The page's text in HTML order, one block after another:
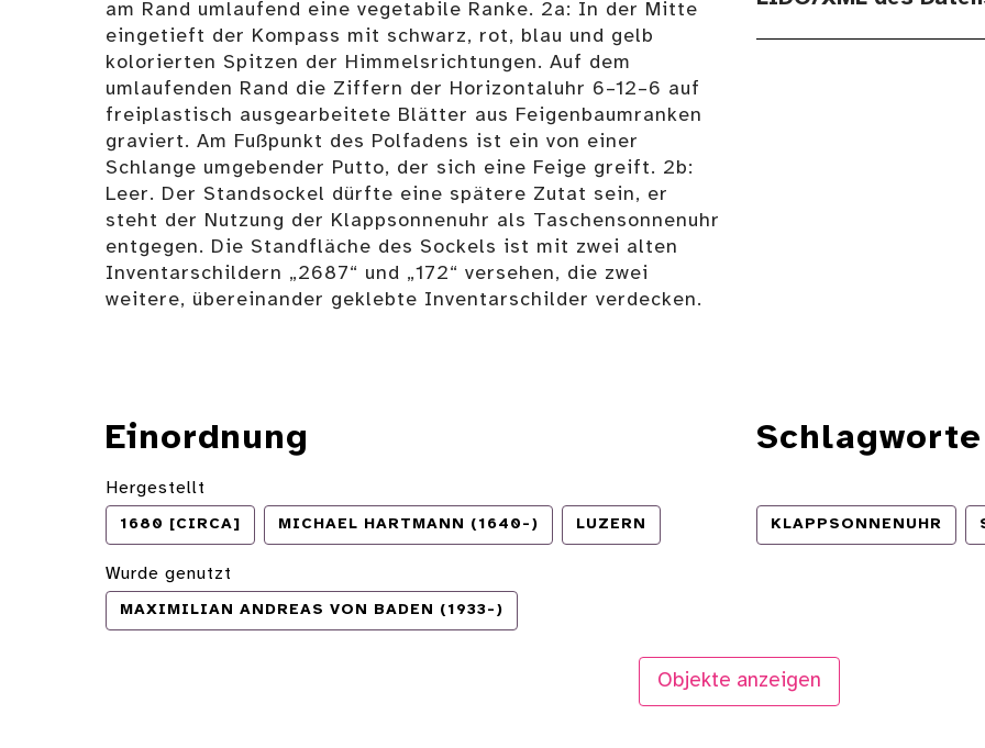
am Rand umlaufend eine vegetabile Ranke. 2a: In der Mitte
eingetieft der Kompass mit schwarz, rot, blau und gelb
kolorierten Spitzen der Himmelsrichtungen. Auf dem
umlaufenden Rand die Ziffern der Horizontaluhr 6–12–6 auf
freiplastisch ausgearbeitete Blätter aus Feigenbaumranken
graviert. Am Fußpunkt des Polfadens ist ein von einer
Schlange umgebender Putto, der sich eine Feige greift. 2b:
Leer. Der Standsockel dürfte eine spätere Zutat sein, er
steht der Nutzung der Klappsonnenuhr als Taschensonnenuhr
entgegen. Die Standfläche des Sockels ist mit zwei alten
Inventarschildern „2687“ und „172“ versehen, die zwei
weitere, übereinander geklebte Inventarschilder verdecken.
Einordnung
Hergestellt
1680 [CIRCA] MICHAEL HARTMANN (1640-) LUZERN
Wurde genutzt
MAXIMILIAN ANDREAS VON BADEN (1933-)
Schlagworte
KLAPPSONNENUHR
Objekte anzeigen